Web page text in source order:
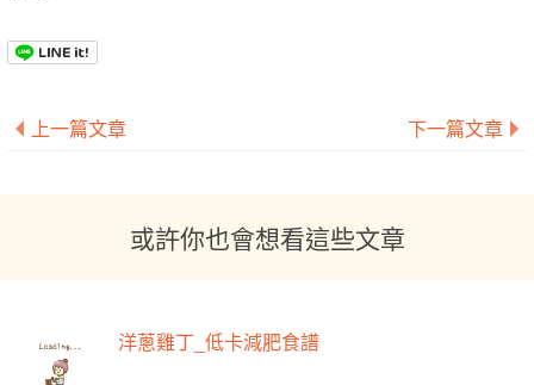
上一篇文章 下一篇文章
或許你也會想看這些文章
洋蔥雞丁_低卡減肥食譜